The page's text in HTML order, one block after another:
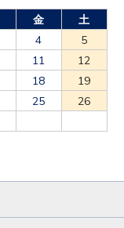
金
土
4
5
11
12
18
19
25
26